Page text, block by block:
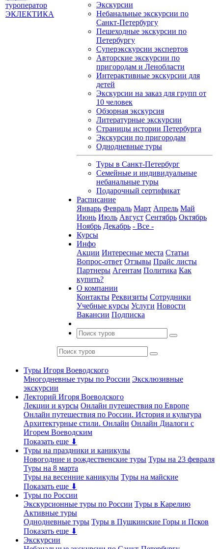
Экскурсии
Небанальные экскурсии по
Санкт-Петербургу
Пешеходные экскурсии по
Петербургу
Суперэкскурсии экспертов
Авторские экскурсии по
пригородам и Ленобласти
Интерактивные экскурсии для
детей
Экскурсии на заказ для групп от
10 человек
Обзорная экскурсия
Литературные экскурсии
Страницы истории Петербурга
Экскурсии по пригородам
Однодневные туры
Туры в Санкт-Петербург
Семейные и индивидуальные
небанальные туры
Подарочный сертификат
Расписание
Январь Февраль Март Апрель Май
Июнь Июль Август Сентябрь Октябрь
Ноябрь Декабрь - Все -
Курсы
Инфо
Акции Интересные места Статьи
Вопрос-ответ Отзывы Прайс листы
Партнеры Агентам Политика Как
купить?
О компании
Контакты Реквизиты Сотрудники
Учебные курсы Услуги Новости
Вакансии Подписка
Туры Игоря Воеводского
Многодневные туры по России Эксклюзивные
экскурсии
Лекторий Игоря Воеводского
Лекции и курсы Онлайн путешествия по Европе
Онлайн путешествия по России. История и культура
Архитектурные стили. Онлайн Онлайн Диалоги с
Игорем Воеводским
Показать еще ⬇
Туры на праздники и каникулы
Новогодние и рождественские туры Туры на 23 февраля
Туры на 8 марта
Туры на весенние каникулы Туры на майские
Показать еще ⬇
Туры по России
Экскурсионные туры по России Туры в Карелию
Активные туры
Однодневные туры Туры в Пушкинские Горы и Псков
Показать еще ⬇
Экскурсии